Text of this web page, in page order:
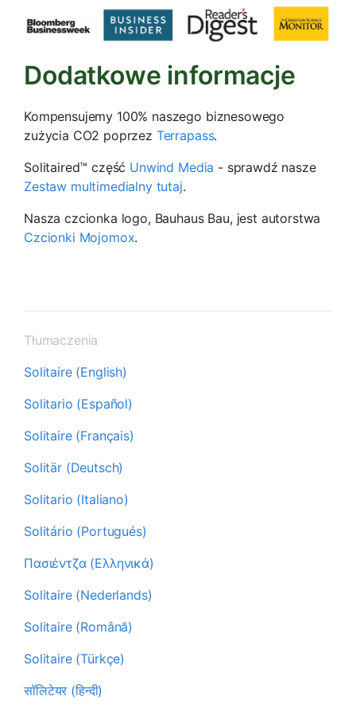
Dodatkowe informacje
Kompensujemy 100% naszego biznesowego
zużycia CO2 poprzez Terrapass.
Solitaired™ część Unwind Media - sprawdź nasze
Zestaw multimedialny tutaj.
Nasza czcionka logo, Bauhaus Bau, jest autorstwa
Czcionki Mojomox.
Tłumaczenia
Solitaire (English)
Solitario (Español)
Solitaire (Français)
Solitär (Deutsch)
Solitario (Italiano)
Solitário (Portugués)
Πασιέντζα (Ελληνικά)
Solitaire (Nederlands)
Solitaire (Română)
Solitaire (Türkçe)
सॉलिटेयर (हिन्दी)